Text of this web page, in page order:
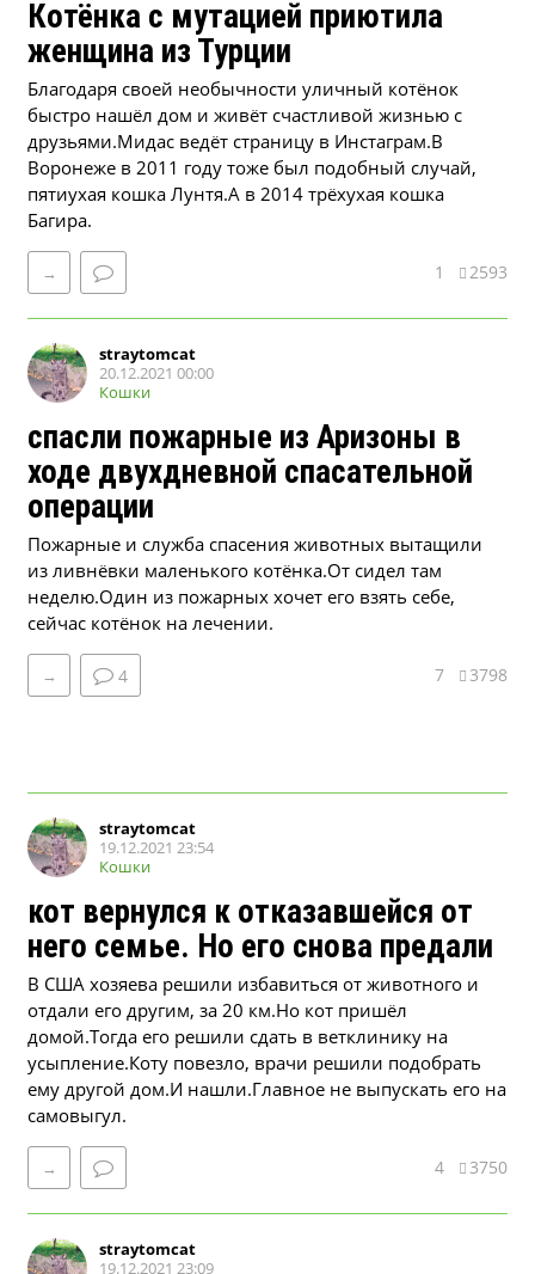
Котёнка с мутацией приютила ​​
женщина из Турции
Благодаря своей необычности уличный котёнок
быстро нашёл дом и живёт счастливой жизнью с
друзьями.Мидас ведёт страницу в Инстаграм.В
Воронеже в 2011 году тоже был подобный случай,
пятиухая кошка Лунтя.А в 2014 трёхухая кошка
Багира.
→ 1 2593
straytomcat
20.12.2021 00:00
Кошки
спасли пожарные из Аризоны в
ходе двухдневной спасательной
операции
Пожарные и служба спасения животных вытащили
из ливнёвки маленького котёнка.От сидел там
неделю.Один из пожарных хочет его взять себе,
сейчас котёнок на лечении.
→ 4 7 3798
straytomcat
19.12.2021 23:54
Кошки
кот вернулся к отказавшейся от
него семье. Но его снова предали
В США хозяева решили избавиться от животного и
отдали его другим, за 20 км.Но кот пришёл
домой.Тогда его решили сдать в ветклинику на
усыпление.Коту повезло, врачи решили подобрать
ему другой дом.И нашли.Главное не выпускать его на
самовыгул.
→ 4 3750
straytomcat
19.12.2021 23:09